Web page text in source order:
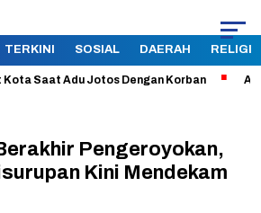
TERKINI SOSIAL DAERAH RELIGI
Adu Jotos Dengan Korban Aman dan
Pengeroyokan,
Kini Mendekam